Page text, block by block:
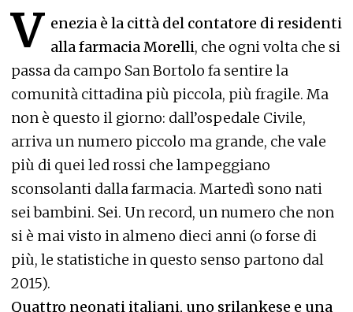
V enezia è la città del contatore di residenti
alla farmacia Morelli, che ogni volta che si
passa da campo San Bortolo fa sentire la
comunità cittadina più piccola, più fragile. Ma
non è questo il giorno: dall’ospedale Civile,
arriva un numero piccolo ma grande, che vale
più di quei led rossi che lampeggiano
sconsolanti dalla farmacia. Martedì sono nati
sei bambini. Sei. Un record, un numero che non
si è mai visto in almeno dieci anni (o forse di
più, le statistiche in questo senso partono dal
2015).
Quattro neonati italiani, uno srilankese e una